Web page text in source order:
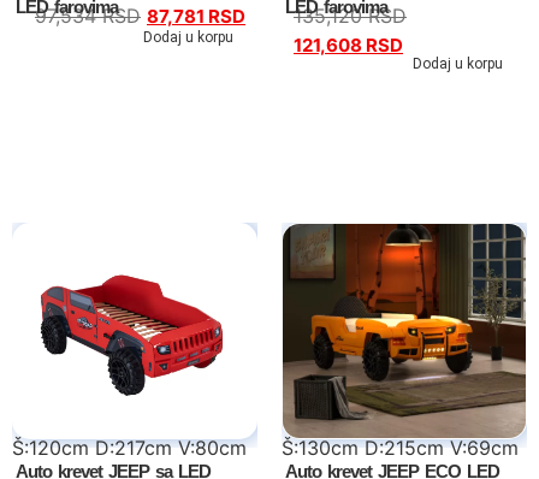
LED farovima
97,534RSD 87,781 RSD
Dodaj u korpu
LED farovima
135,120RSD
121,608 RSD
Dodaj u korpu
Š:120cm D:217cm V:80cm
Auto krevet JEEP sa LED
Š:130cm D:215cm V:69cm
Auto krevet JEEP ECO LED
Tv komode
Dnevne sobe
TV komode
Klub stolovi